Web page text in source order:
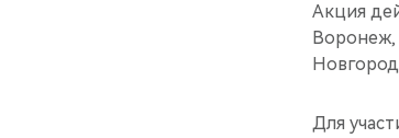
Акция
Воронеж,
Для